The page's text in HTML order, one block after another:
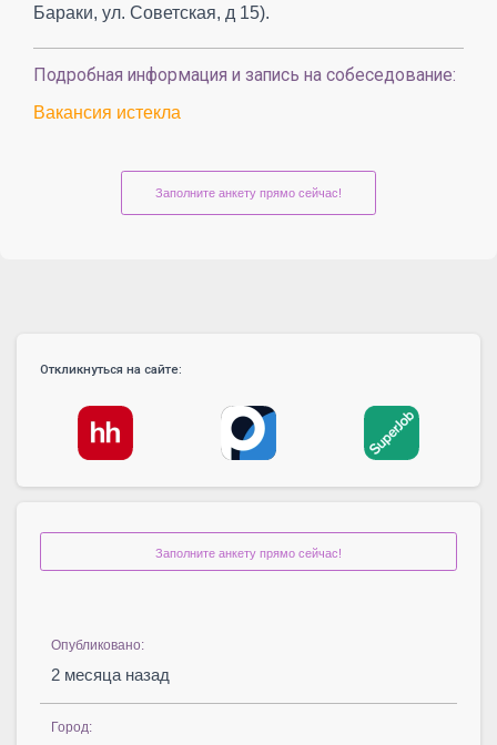
Бараки, ул. Советская, д 15).
Подробная информация и запись на собеседование:
Вакансия истекла
Заполните анкету прямо сейчас!
Откликнуться на сайте:
Заполните анкету прямо сейчас!
Опубликовано:
2 месяца назад
Город: